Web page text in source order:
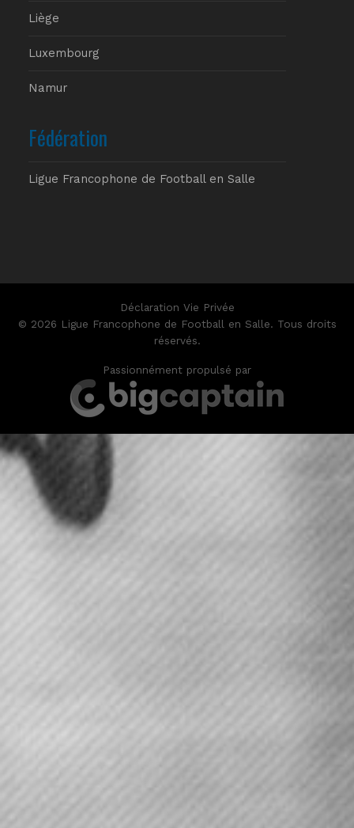
Liège
Luxembourg
Namur
Fédération
Ligue Francophone de Football en Salle
Déclaration Vie Privée
© 2026 Ligue Francophone de Football en Salle. Tous droits
réservés.
Passionnément propulsé par